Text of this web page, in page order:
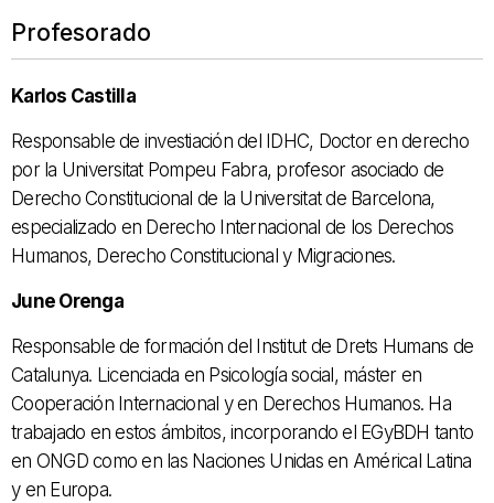
Profesorado
Karlos Castilla
Responsable de investiación del IDHC, Doctor en derecho
por la Universitat Pompeu Fabra, profesor asociado de
Derecho Constitucional de la Universitat de Barcelona,
especializado en Derecho Internacional de los Derechos
Humanos, Derecho Constitucional y Migraciones. ​
June Orenga
Responsable de formación del Institut de Drets Humans de
Catalunya. Licenciada en Psicología social, máster en
Cooperación Internacional y en Derechos Humanos. Ha
trabajado en estos ámbitos, incorporando el EGyBDH tanto
en ONGD como en las Naciones Unidas en Américal Latina
y en Europa.